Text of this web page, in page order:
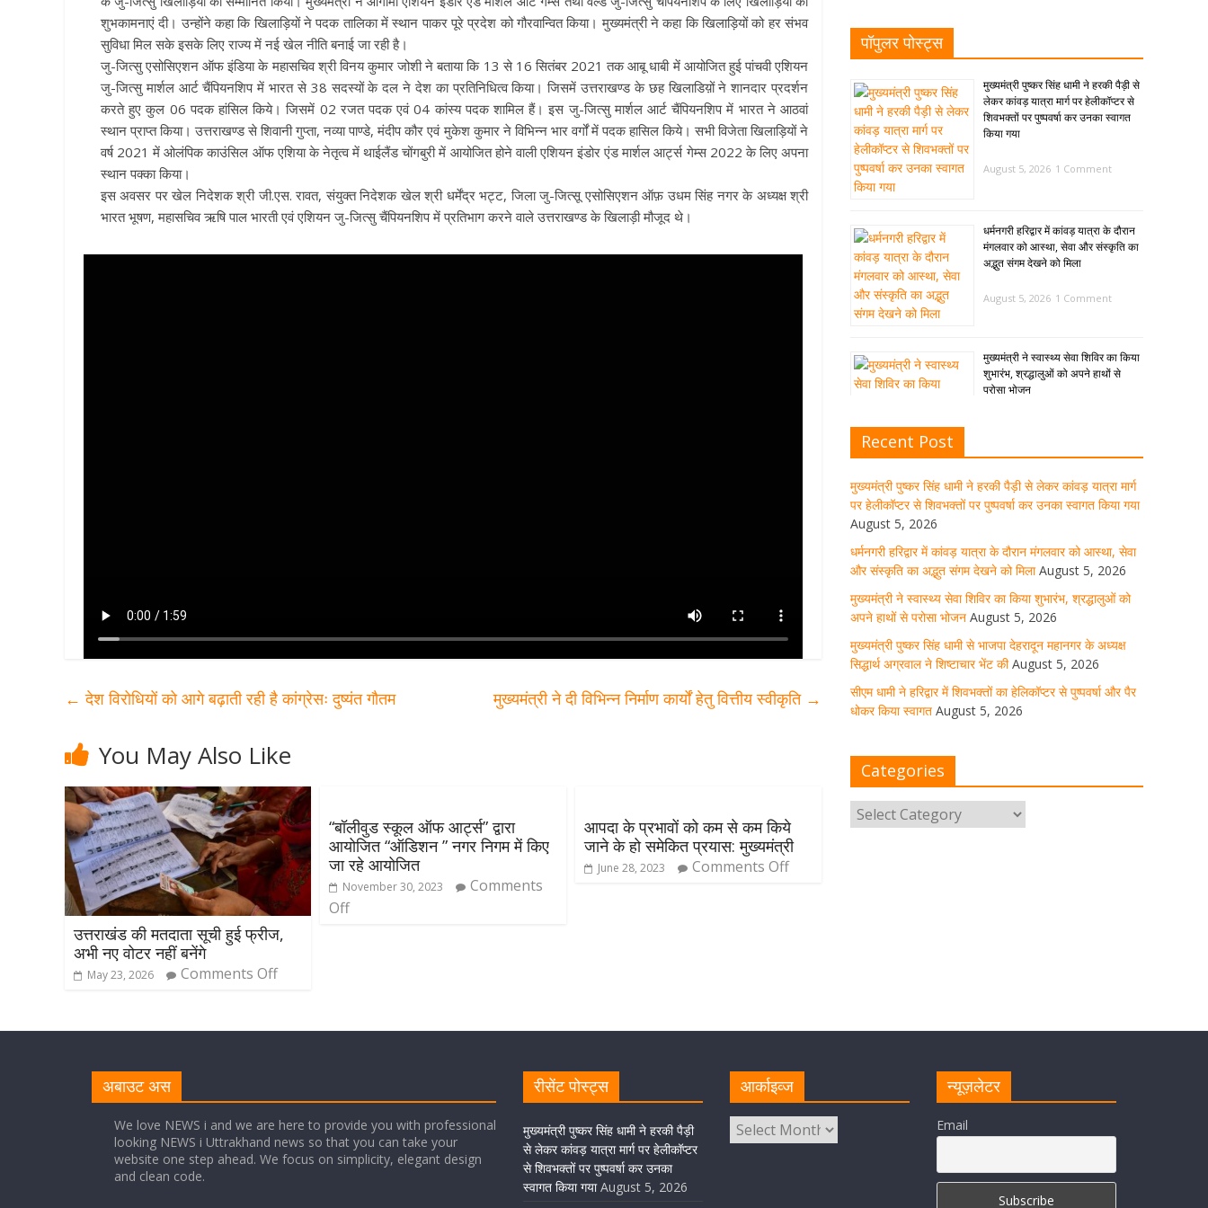
शुभकामनाएं दी। उन्होंने कहा कि खिलाड़ियों ने पदक तालिका में स्थान पाकर पूरे प्रदेश को गौरवान्वित किया। मुख्यमंत्री ने कहा कि खिलाड़ियों को हर संभव
सुविधा मिल सके इसके लिए राज्य में नई खेल नीति बनाई जा रही है।
जु-जित्सु एसोसिएशन ऑफ इंडिया के महासचिव श्री विनय कुमार जोशी ने बताया कि 13 से 16 सितंबर 2021 तक आबू धाबी में आयोजित हुई पांचवी एशियन
जु-जित्सु मार्शल आर्ट चैंपियनशिप में भारत से 38 सदस्यों के दल ने देश का प्रतिनिधित्व किया। जिसमें उत्तराखण्ड के छह खिलाडिय़ों ने शानदार प्रदर्शन
करते हुए कुल 06 पदक हांसिल किये। जिसमें 02 रजत पदक एवं 04 कांस्य पदक शामिल हैं। इस जु-जित्सु मार्शल आर्ट चैंपियनशिप में भारत ने आठवां
स्थान प्राप्त किया। उत्तराखण्ड से शिवानी गुप्ता, नव्या पाण्डे, मंदीप कौर एवं मुकेश कुमार ने विभिन्न भार वर्गों में पदक हासिल किये। सभी विजेता खिलाड़ियों ने
वर्ष 2021 में ओलंपिक काउंसिल ऑफ एशिया के नेतृत्व में थाईलैंड चोंगबुरी में आयोजित होने वाली एशियन इंडोर एंड मार्शल आर्ट्स गेम्स 2022 के लिए अपना
स्थान पक्का किया।
इस अवसर पर खेल निदेशक श्री जी.एस. रावत, संयुक्त निदेशक खेल श्री धर्मेंद्र भट्ट, जिला जु-जित्सू एसोसिएशन ऑफ़ उधम सिंह नगर के अध्यक्ष श्री
भारत भूषण, महासचिव ऋषि पाल भारती एवं एशियन जु-जित्सु चैंपियनशिप में प्रतिभाग करने वाले उत्तराखण्ड के खिलाड़ी मौजूद थे।
← देश विरोधियों को आगे बढ़ाती रही है कांग्रेसः दुष्यंत गौतम मुख्यमंत्री ने दी विभिन्न निर्माण कार्यों हेतु वित्तीय स्वीकृति →
You May Also Like
उत्तराखंड की मतदाता सूची हुई फ्रीज,
अभी नए वोटर नहीं बनेंगे
May 23, 2026 Comments Off
“बॉलीवुड स्कूल ऑफ आर्ट्स” द्वारा
आयोजित “ऑडिशन ” नगर निगम में किए
जा रहे आयोजित
November 30, 2023
Comments
Off
आपदा के प्रभावों को कम से कम किये
जाने के हो समेकित प्रयास: मुख्यमंत्री
June 28, 2023 Comments Off
पॉपुलर पोस्ट्स
मुख्यमंत्री पुष्कर सिंह धामी ने हरकी पैड़ी से
लेकर कांवड़ यात्रा मार्ग पर हेलीकॉप्टर से
शिवभक्तों पर पुष्पवर्षा कर उनका स्वागत
किया गया
August 5, 2026 1 Comment
धर्मनगरी हरिद्वार में कांवड़ यात्रा के दौरान
मंगलवार को आस्था, सेवा और संस्कृति का
अद्भुत संगम देखने को मिला
August 5, 2026 1 Comment
मुख्यमंत्री ने स्वास्थ्य सेवा शिविर का किया
शुभारंभ, श्रद्धालुओं को अपने हाथों से
परोसा भोजन
देहरादून महानगर के अध्यक्ष सिद्धार्थ
अग्रवाल ने शिष्टाचार भेंट की
सीएम धामी ने हरिद्वार में शिवभक्तों का
स्वागत
August 5, 2026 1 Comment
मुख्यमंत्री पुष्कर सिंह धामी ने किया मसूरी
विधानसभा में विभिन्न विकास योजनाओं का
लोकार्पण-शिलान्यास
August 5, 2026
मुख्यमंत्री पुष्कर सिंह धामी ने एनडीआरएफ
Recent Post
मुख्यमंत्री पुष्कर सिंह धामी ने हरकी पैड़ी से लेकर कांवड़ यात्रा मार्ग
पर हेलीकॉप्टर से शिवभक्तों पर पुष्पवर्षा कर उनका स्वागत किया गया
August 5, 2026
धर्मनगरी हरिद्वार में कांवड़ यात्रा के दौरान मंगलवार को आस्था, सेवा
और संस्कृति का अद्भुत संगम देखने को मिला August 5, 2026
मुख्यमंत्री ने स्वास्थ्य सेवा शिविर का किया शुभारंभ, श्रद्धालुओं को
अपने हाथों से परोसा भोजन August 5, 2026
मुख्यमंत्री पुष्कर सिंह धामी से भाजपा देहरादून महानगर के अध्यक्ष
सिद्धार्थ अग्रवाल ने शिष्टाचार भेंट की August 5, 2026
सीएम धामी ने हरिद्वार में शिवभक्तों का हेलिकॉप्टर से पुष्पवर्षा और पैर
धोकर किया स्वागत August 5, 2026
Categories
अबाउट अस
We love NEWS i and we are here to provide you with professional
looking NEWS i Uttrakhand news so that you can take your
website one step ahead. We focus on simplicity, elegant design
and clean code.
रीसेंट पोस्ट्स
मुख्यमंत्री पुष्कर सिंह धामी ने हरकी पैड़ी
से लेकर कांवड़ यात्रा मार्ग पर हेलीकॉप्टर
से शिवभक्तों पर पुष्पवर्षा कर उनका
स्वागत किया गया August 5, 2026
आर्काइव्ज न्यूज़लेटर
Email